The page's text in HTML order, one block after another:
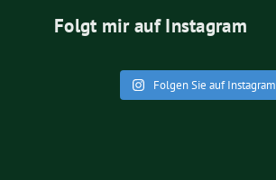
Folgt mir auf Instagram
Folgen Sie auf Instagram